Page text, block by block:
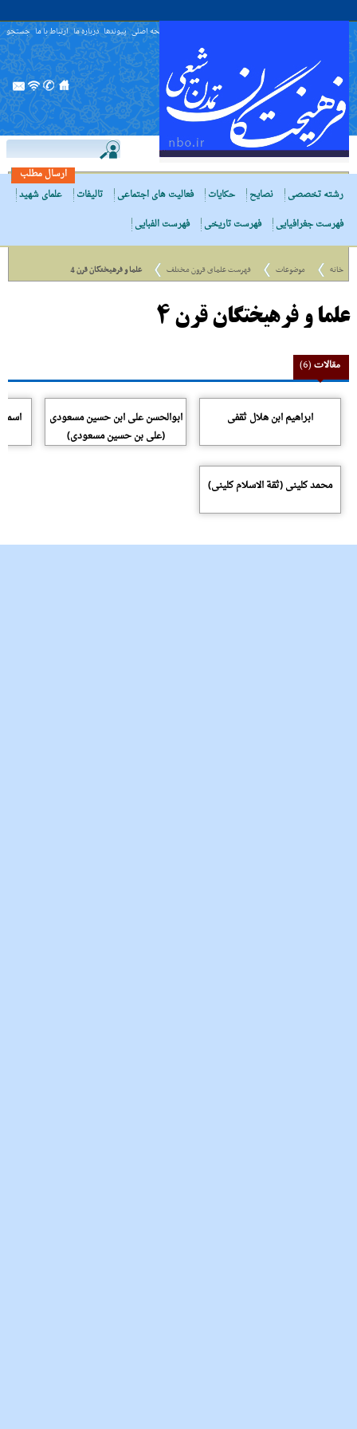
صفحه اصلی پیوندها درباره ما ارتباط با ما جستجو
ارسال مطلب
رشته تخصصی
نصایح حکایات فعالیت های اجتماعی تالیفات
علمای شهید
فهرست جغرافیایی
فهرست تاریخی فهرست الفبایی
خانه موضوعات فهرست علمای قرون مختلف علما و فرهیختگان قرن 4
علما و فرهیختگان قرن 4
مقالات(6)
ابراهیم ابن هلال ثقفی
ابوالحسن علی ابن حسین مسعودی
(علی بن حسین مسعودی)
محمد کلینی (ثقة الاسلام کلینی)